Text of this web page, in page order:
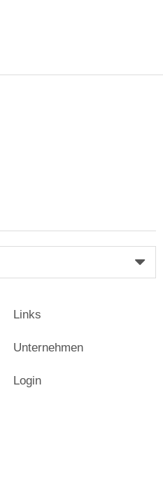
Links
Unternehmen
Login